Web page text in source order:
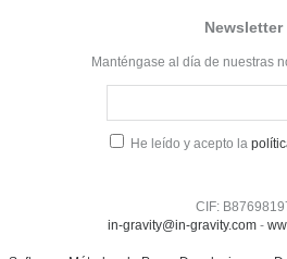
Newsletter
Manténgase al día de nuestras
He leído y acepto la
CIF:
in-gravity@in-gravity.com-